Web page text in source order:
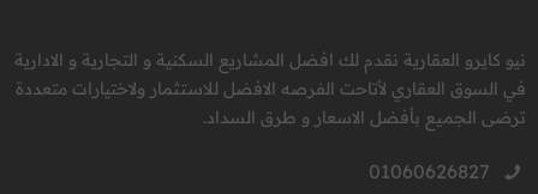
نيو كايرو العقارية نقدم لك افضل المشاريع السكنية و التجارية و الادارية
في السوق العقاري لأتاحت الفرصه الافضل للاستثمار ولاختيارات متعددة
ترضى الجميع بأفضل الاسعار و طرق السداد.
01060626827